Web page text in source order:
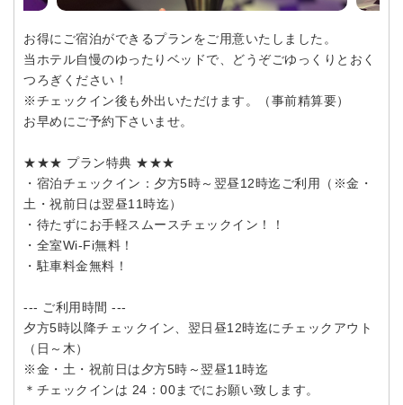
お得にご宿泊ができるプランをご用意いたしました。
当ホテル自慢のゆったりベッドで、どうぞごゆっくりとおく
つろぎください！
※チェックイン後も外出いただけます。（事前精算要）
お早めにご予約下さいませ。
★★★ プラン特典 ★★★
・宿泊チェックイン：夕方5時～翌昼12時迄ご利用（※金・
土・祝前日は翌昼11時迄）
・待たずにお手軽スムースチェックイン！！
・全室Wi-Fi無料！
・駐車料金無料！
--- ご利用時間 ---
夕方5時以降チェックイン、翌日昼12時迄にチェックアウト
（日～木）
※金・土・祝前日は夕方5時～翌昼11時迄
＊チェックインは 24：00までにお願い致します。